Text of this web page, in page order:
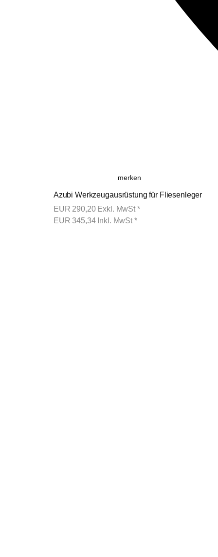
merken
Azubi Werkzeugausrüstung für Fliesenleger
EUR 290,20 Exkl. MwSt *
EUR345,34 Inkl. MwSt *